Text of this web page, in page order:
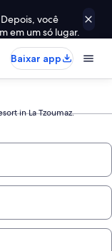
você
em um só lugar.
Baixar app
in La Tzoumaz.